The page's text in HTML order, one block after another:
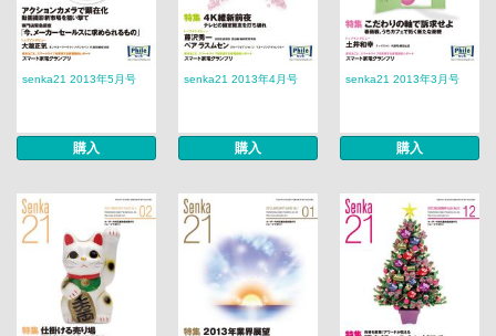
senka21 2013年5月号
購入
senka21 2013年4月号
購入
senka21 2013年3月号
購入